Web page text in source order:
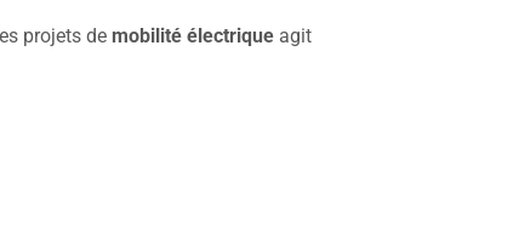
projets de mobilité électrique agit